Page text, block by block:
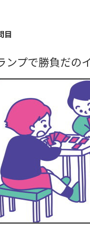
目
ンプで勝負だの